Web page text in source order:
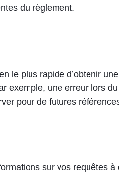
du règlement.
le plus rapide d’obtenir
exemple, une erreur lors du
pour de futures
sur vos requêtes